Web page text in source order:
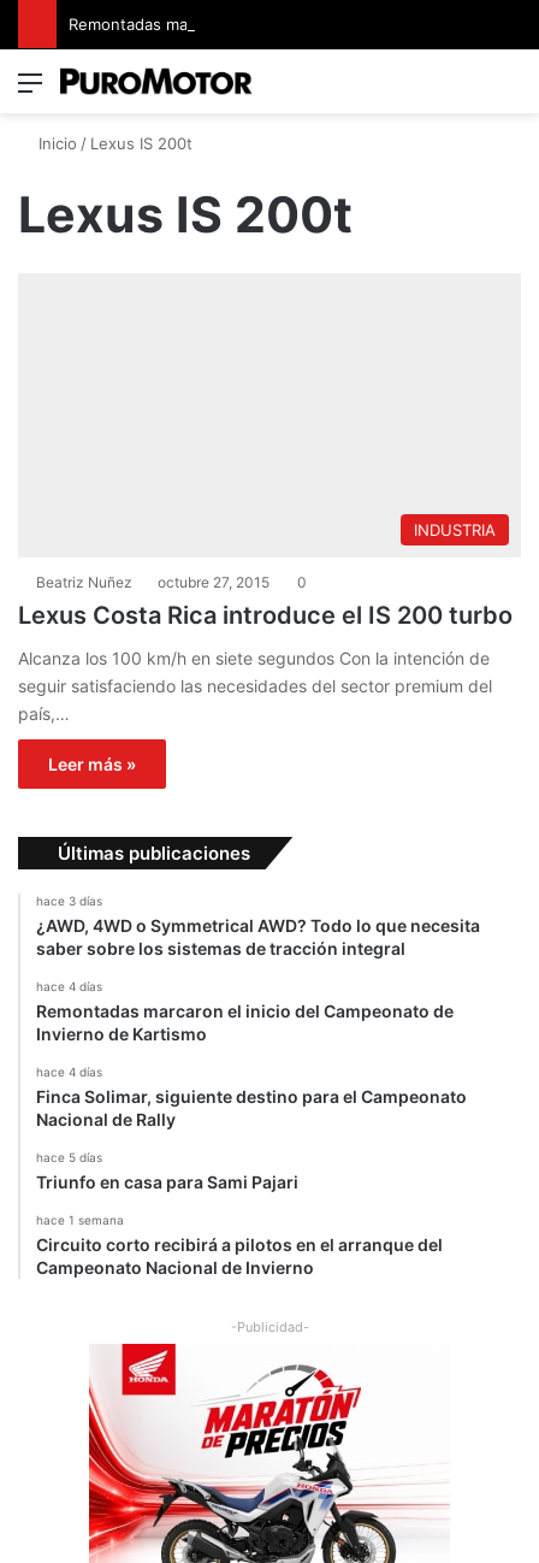
Menú
Inicio / Lexus IS 200t
Lexus IS 200t
INDUSTRIA
Beatriz Nuñez octubre 27, 2015 0
Lexus Costa Rica introduce el IS 200 turbo
Alcanza los 100 km/h en siete segundos Con la intención de
seguir satisfaciendo las necesidades del sector premium del
país,…
Leer más »
Últimas publicaciones
hace 3 días
¿AWD, 4WD o Symmetrical AWD? Todo lo que necesita
saber sobre los sistemas de tracción integral
hace 4 días
Remontadas marcaron el inicio del Campeonato de
Invierno de Kartismo
hace 4 días
Finca Solimar, siguiente destino para el Campeonato
Nacional de Rally
hace 5 días
Triunfo en casa para Sami Pajari
hace 1 semana
Circuito corto recibirá a pilotos en el arranque del
Campeonato Nacional de Invierno
-Publicidad-